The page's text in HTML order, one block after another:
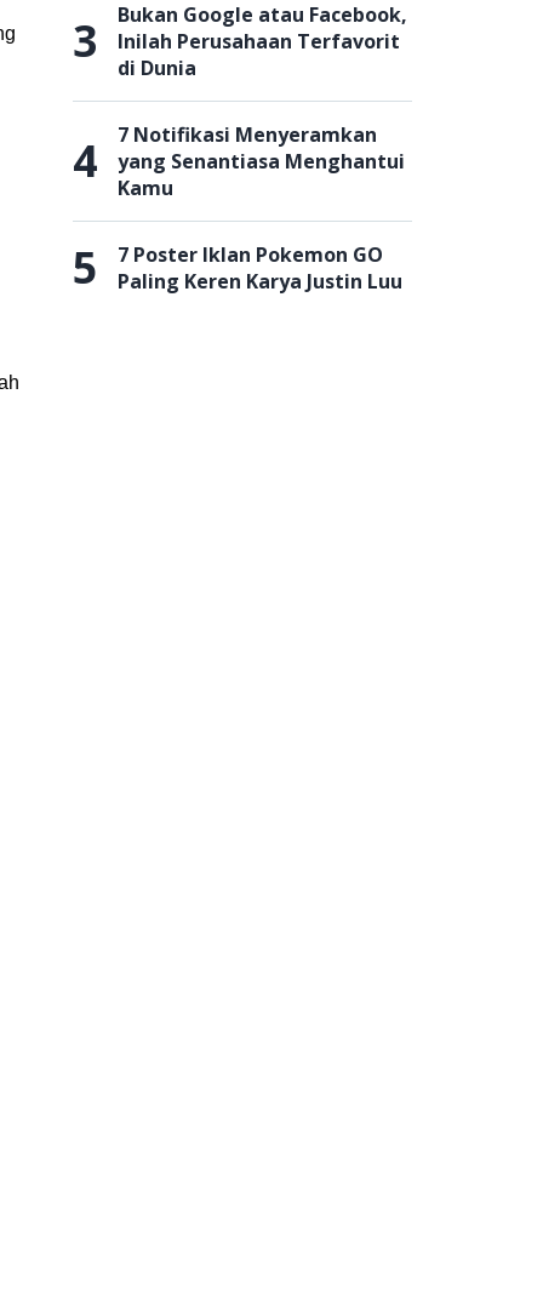
3
Bukan Google atau Facebook,
Inilah Perusahaan Terfavorit
di Dunia
4
7 Notifikasi Menyeramkan
yang Senantiasa Menghantui
Kamu
5
7 Poster Iklan Pokemon GO
Paling Keren Karya Justin Luu